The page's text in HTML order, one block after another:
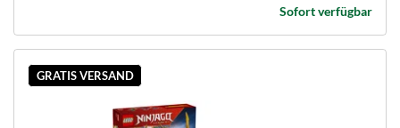
Sofort verfügbar
GRATIS VERSAND